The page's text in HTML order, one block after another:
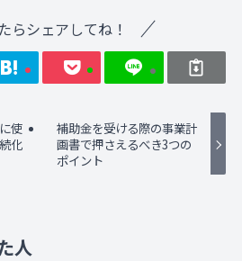
らシェアしてね！
使
化
補助金を受ける際の事業計
画書で押さえるべき3つの
ポイント
人